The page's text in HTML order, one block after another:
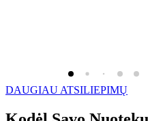
DAUGIAU ATSILIEPIMŲ